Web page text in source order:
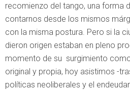
recomienzo del tango, una forma
contarnos desde los mismos
con la misma postura. Pero si la
dieron origen estaban en pleno
momento de su surgimiento
original y propia, hoy asistimos -
políticas neoliberales y el